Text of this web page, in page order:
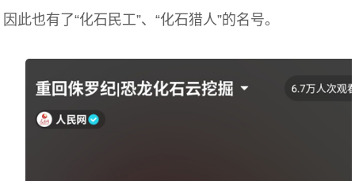
因此也有了“化石民工”、“化石猎人”的名号。